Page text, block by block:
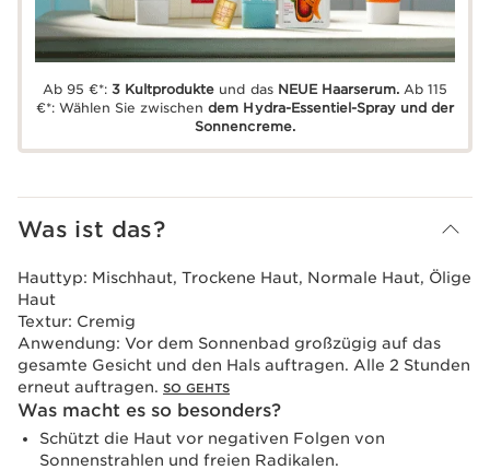
Ab 95 €*:3 Kultprodukte und das NEUE Haarserum.Ab 115
€*: Wählen Sie zwischendem Hydra-Essentiel-Spray und der
Sonnencreme.
Was ist das?
Hauttyp: Mischhaut, Trockene Haut, Normale Haut, Ölige
Haut
Textur: Cremig
Anwendung: Vor dem Sonnenbad großzügig auf das
gesamte Gesicht und den Hals auftragen. Alle 2 Stunden
erneut auftragen. SO GEHTS
Was macht es so besonders?
Schützt die Haut vor negativen Folgen von
Sonnenstrahlen und freien Radikalen.